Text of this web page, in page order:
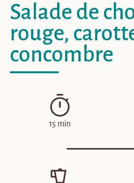
Salade de
rouge,
concombre
15 min